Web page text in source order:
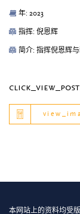
年: 2023
指挥: 倪恩辉
简介: 指挥倪恩辉
本网站上的资料均受